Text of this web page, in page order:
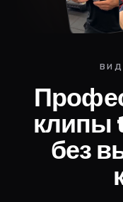
клипы
без